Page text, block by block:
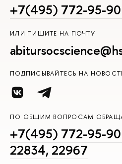
+7(495) 772-95-
ИЛИ ПИШИТЕ НА ПОЧТУ
ПОДПИСЫВАЙТЕСЬ НА
ПО ОБЩИМ ВОПРОСАМ
+7(495) 772-95-
22834, 22967